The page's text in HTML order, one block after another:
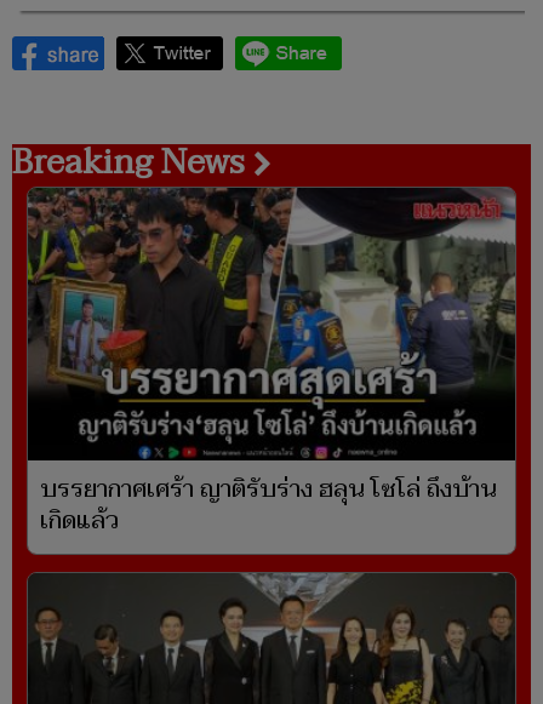
Breaking News
บรรยากาศเศร้า ญาติรับร่าง ฮลุน โซโล่ ถึงบ้าน
เกิดแล้ว